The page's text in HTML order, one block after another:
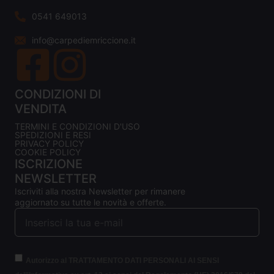
0541 649013
info@carpediemriccione.it
CONDIZIONI DI
VENDITA
TERMINI E CONDIZIONI D'USO
SPEDIZIONI E RESI
PRIVACY POLICY
COOKIE POLICY
ISCRIZIONE
NEWSLETTER
Iscriviti alla nostra Newsletter per rimanere
aggiornato su tutte le novità e offerte.